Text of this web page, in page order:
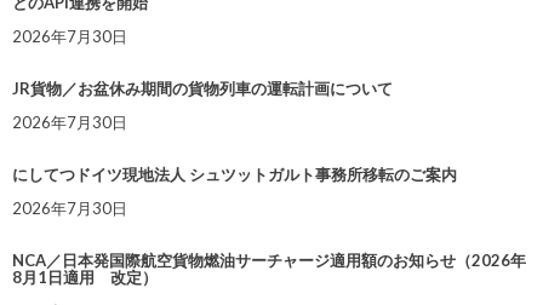
2026年7月30日
JR貨物／お盆休み期間の貨物列車の運転計画について
2026年7月30日
にしてつドイツ現地法人 シュツットガルト事務所移転のご案内
2026年7月30日
NCA／日本発国際航空貨物燃油サーチャージ適用額のお知らせ（2026年
8月1日適用 改定）